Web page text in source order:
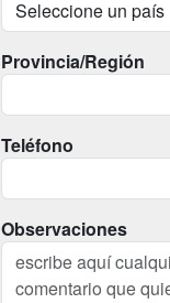
Provincia/Región
Teléfono
Observaciones